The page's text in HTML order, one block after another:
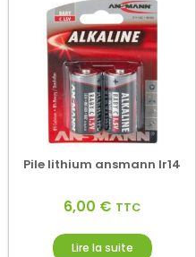
Pile lithium ansmann lr14
6,00 € TTC
Lire la suite